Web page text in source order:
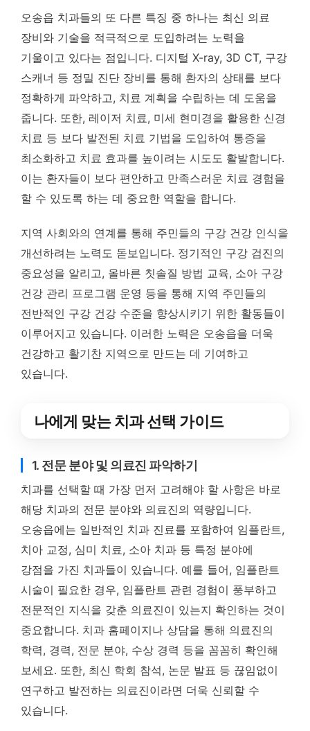
오송읍 치과들의 또 다른 특징 중 하나는 최신 의료
장비와 기술을 적극적으로 도입하려는 노력을
기울이고 있다는 점입니다. 디지털 X-ray, 3D CT, 구강
스캐너 등 정밀 진단 장비를 통해 환자의 상태를 보다
정확하게 파악하고, 치료 계획을 수립하는 데 도움을
줍니다. 또한, 레이저 치료, 미세 현미경을 활용한 신경
치료 등 보다 발전된 치료 기법을 도입하여 통증을
최소화하고 치료 효과를 높이려는 시도도 활발합니다.
이는 환자들이 보다 편안하고 만족스러운 치료 경험을
할 수 있도록 하는 데 중요한 역할을 합니다.
지역 사회와의 연계를 통해 주민들의 구강 건강 인식을
개선하려는 노력도 돋보입니다. 정기적인 구강 검진의
중요성을 알리고, 올바른 칫솔질 방법 교육, 소아 구강
건강 관리 프로그램 운영 등을 통해 지역 주민들의
전반적인 구강 건강 수준을 향상시키기 위한 활동들이
이루어지고 있습니다. 이러한 노력은 오송읍을 더욱
건강하고 활기찬 지역으로 만드는 데 기여하고
있습니다.
나에게 맞는 치과 선택 가이드
1. 전문 분야 및 의료진 파악하기
치과를 선택할 때 가장 먼저 고려해야 할 사항은 바로
해당 치과의 전문 분야와 의료진의 역량입니다.
오송읍에는 일반적인 치과 진료를 포함하여 임플란트,
치아 교정, 심미 치료, 소아 치과 등 특정 분야에
강점을 가진 치과들이 있습니다. 예를 들어, 임플란트
시술이 필요한 경우, 임플란트 관련 경험이 풍부하고
전문적인 지식을 갖춘 의료진이 있는지 확인하는 것이
중요합니다. 치과 홈페이지나 상담을 통해 의료진의
학력, 경력, 전문 분야, 수상 경력 등을 꼼꼼히 확인해
보세요. 또한, 최신 학회 참석, 논문 발표 등 끊임없이
연구하고 발전하는 의료진이라면 더욱 신뢰할 수
있습니다.